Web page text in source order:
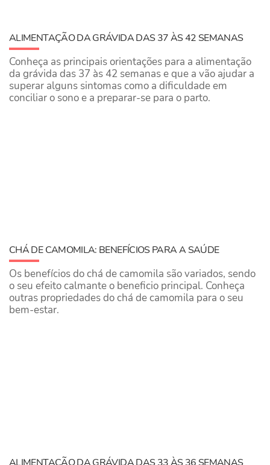
ALIMENTAÇÃO DA GRÁVIDA DAS 37 ÀS 42 SEMANAS
Conheça as principais orientações para a alimentação
da grávida das 37 às 42 semanas e que a vão ajudar a
superar alguns sintomas como a dificuldade em
conciliar o sono e a preparar-se para o parto.
CHÁ DE CAMOMILA: BENEFÍCIOS PARA A SAÚDE
Os benefícios do chá de camomila são variados, sendo
o seu efeito calmante o beneficio principal. Conheça
outras propriedades do chá de camomila para o seu
bem-estar.
ALIMENTAÇÃO DA GRÁVIDA DAS 33 ÀS 36 SEMANAS